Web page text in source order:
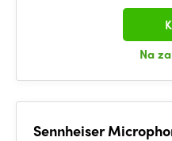
Na
Sennheiser